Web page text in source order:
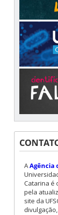
AAgência
Catarina é
pela
site da